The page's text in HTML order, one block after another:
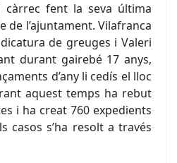
càrrec fent la seva última
de l’ajuntament. Vilafranca
de greuges i Valeri
durant gairebé 17 anys,
d’any li cedís el lloc
aquest temps ha rebut
i ha creat 760 expedients
casos s’ha resolt a través